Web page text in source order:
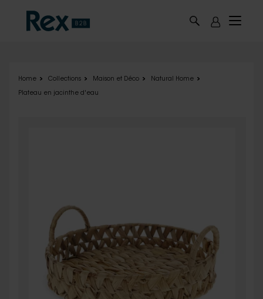
Home Collections Maison et Déco Natural Home
Plateau en jacinthe d'eau